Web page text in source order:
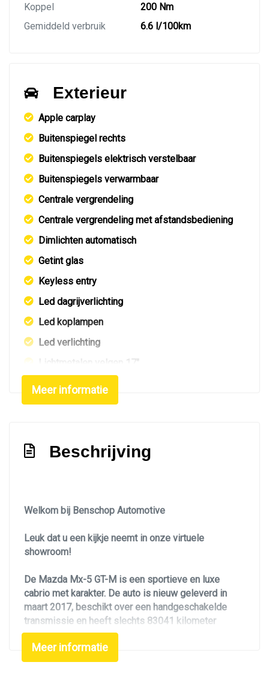
Koppel
200 Nm
Gemiddeld verbruik
6.6 l/100km
Exterieur
Apple carplay
Buitenspiegel rechts
Buitenspiegels elektrisch verstelbaar
Buitenspiegels verwarmbaar
Centrale vergrendeling
Centrale vergrendeling met afstandsbediening
Dimlichten automatisch
Getint glas
Keyless entry
Led dagrijverlichting
Led koplampen
Led verlichting
Lichtmetalen velgen 17"
Metaalkleur
Navigatie
Parkeersensor achter
Sperdifferentieel
Sportvelgen
Interieur
Airco
Airconditioning
Android auto
Binnenspiegel automatisch dimmend
Meer informatie
Beschrijving
Welkom bij Benschop Automotive
Leuk dat u een kijkje neemt in onze virtuele
showroom!
De Mazda Mx-5 GT-M is een sportieve en luxe
cabrio met karakter. De auto is nieuw geleverd in
maart 2017, beschikt over een handgeschakelde
transmissie en heeft slechts 83041 kilometer
gereden.
De Mazda Mx-5 is dealer onderhouden. De laatste
Meer informatie